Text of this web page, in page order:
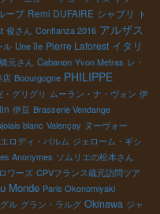
ープ Remi DUFAIRE シャブリ
ト
俊さん Confianza 2016 アルザス
ル Une île Pierre Laforest イタリ
元さん Cabanon Yvon Metras レ・
店 Boourgogne PHILIPPE
・グリグリ ムーラン・ナ・ヴォン 伊
伊豆 Brasserie Vendange
blanc Valençay ヌーヴォー
ロディ・バルム ジェローム・ギシ
Anonymes ソムリエの松本さん
ワーズ CPVフランス蔵元訪問ツア
Monde Paris Okonomiyaki
ル グラン・ラルグ Okinawa ジャ